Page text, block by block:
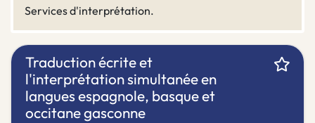
Services d'interprétation.
Traduction écrite et
l'interprétation simultanée en
langues espagnole, basque et
occitane gasconne